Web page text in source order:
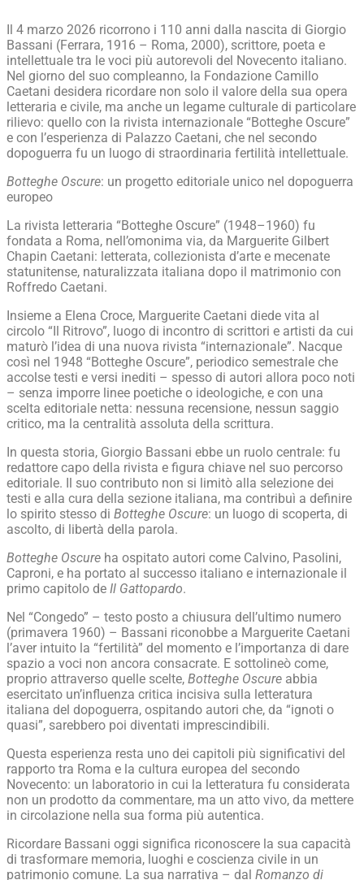
Il 4 marzo 2026 ricorrono i 110 anni dalla nascita di Giorgio
Bassani (Ferrara, 1916 – Roma, 2000), scrittore, poeta e
intellettuale tra le voci più autorevoli del Novecento italiano.
Nel giorno del suo compleanno, la Fondazione Camillo
Caetani desidera ricordare non solo il valore della sua opera
letteraria e civile, ma anche un legame culturale di particolare
rilievo: quello con la rivista internazionale “Botteghe Oscure”
e con l’esperienza di Palazzo Caetani, che nel secondo
dopoguerra fu un luogo di straordinaria fertilità intellettuale.
Botteghe Oscure: un progetto editoriale unico nel dopoguerra
europeo
La rivista letteraria “Botteghe Oscure” (1948–1960) fu
fondata a Roma, nell’omonima via, da Marguerite Gilbert
Chapin Caetani: letterata, collezionista d’arte e mecenate
statunitense, naturalizzata italiana dopo il matrimonio con
Roffredo Caetani.
Insieme a Elena Croce, Marguerite Caetani diede vita al
circolo “Il Ritrovo”, luogo di incontro di scrittori e artisti da cui
maturò l’idea di una nuova rivista “internazionale”. Nacque
così nel 1948 “Botteghe Oscure”, periodico semestrale che
accolse testi e versi inediti – spesso di autori allora poco noti
– senza imporre linee poetiche o ideologiche, e con una
scelta editoriale netta: nessuna recensione, nessun saggio
critico, ma la centralità assoluta della scrittura.
In questa storia, Giorgio Bassani ebbe un ruolo centrale: fu
redattore capo della rivista e figura chiave nel suo percorso
editoriale. Il suo contributo non si limitò alla selezione dei
testi e alla cura della sezione italiana, ma contribuì a definire
lo spirito stesso di Botteghe Oscure: un luogo di scoperta, di
ascolto, di libertà della parola.
Botteghe Oscure ha ospitato autori come Calvino, Pasolini,
Caproni, e ha portato al successo italiano e internazionale il
primo capitolo de Il Gattopardo.
Nel “Congedo” – testo posto a chiusura dell’ultimo numero
(primavera 1960) – Bassani riconobbe a Marguerite Caetani
l’aver intuito la “fertilità” del momento e l’importanza di dare
spazio a voci non ancora consacrate. E sottolineò come,
proprio attraverso quelle scelte, Botteghe Oscure abbia
esercitato un’influenza critica incisiva sulla letteratura
italiana del dopoguerra, ospitando autori che, da “ignoti o
quasi”, sarebbero poi diventati imprescindibili.
Questa esperienza resta uno dei capitoli più significativi del
rapporto tra Roma e la cultura europea del secondo
Novecento: un laboratorio in cui la letteratura fu considerata
non un prodotto da commentare, ma un atto vivo, da mettere
in circolazione nella sua forma più autentica.
Ricordare Bassani oggi significa riconoscere la sua capacità
di trasformare memoria, luoghi e coscienza civile in un
patrimonio comune. La sua narrativa – dal Romanzo di